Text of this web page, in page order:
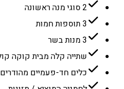
2 סוגי מנה ראשונה
3 תוספות חמות
3 מנות בשר
שתייה קלה מבית קוקה
כלים חד-פעמיים